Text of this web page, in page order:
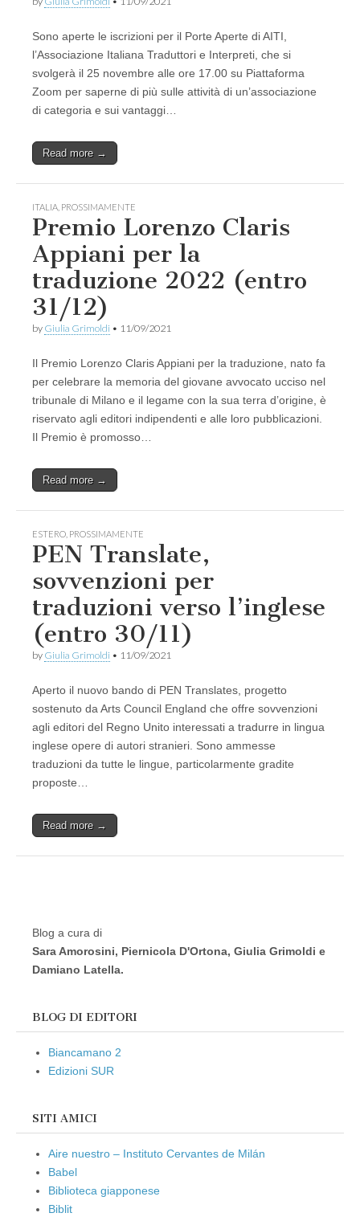
Sono aperte le iscrizioni per il Porte Aperte di AITI,
l’Associazione Italiana Traduttori e Interpreti, che si
svolgerà il 25 novembre alle ore 17.00 su Piattaforma
Zoom per saperne di più sulle attività di un’associazione
di categoria e sui vantaggi…
Read more →
ITALIA PROSSIMAMENTE
Premio Lorenzo Claris
Appiani per la
traduzione 2022 (entro
31/12)
by Giulia Grimoldi • 11/09/2021
Il Premio Lorenzo Claris Appiani per la traduzione, nato fa
per celebrare la memoria del giovane avvocato ucciso nel
tribunale di Milano e il legame con la sua terra d’origine, è
riservato agli editori indipendenti e alle loro pubblicazioni.
Il Premio è promosso…
Read more →
ESTERO PROSSIMAMENTE
PEN Translate,
sovvenzioni per
traduzioni verso l’inglese
(entro 30/11)
by Giulia Grimoldi • 11/09/2021
Aperto il nuovo bando di PEN Translates, progetto
sostenuto da Arts Council England che offre sovvenzioni
agli editori del Regno Unito interessati a tradurre in lingua
inglese opere di autori stranieri. Sono ammesse
traduzioni da tutte le lingue, particolarmente gradite
proposte…
Read more →
Blog a cura di
Sara Amorosini, Piernicola D'Ortona, Giulia Grimoldi e
Damiano Latella.
BLOG DI EDITORI
Biancamano 2
Edizioni SUR
SITI AMICI
Aire nuestro – Instituto Cervantes de Milán
Babel
Biblioteca giapponese
Biblit